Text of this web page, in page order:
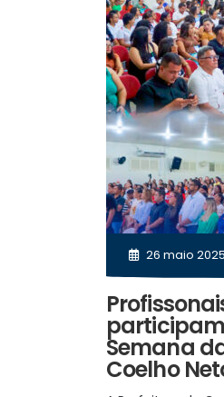
26 maio 2025
Semana
Coelho